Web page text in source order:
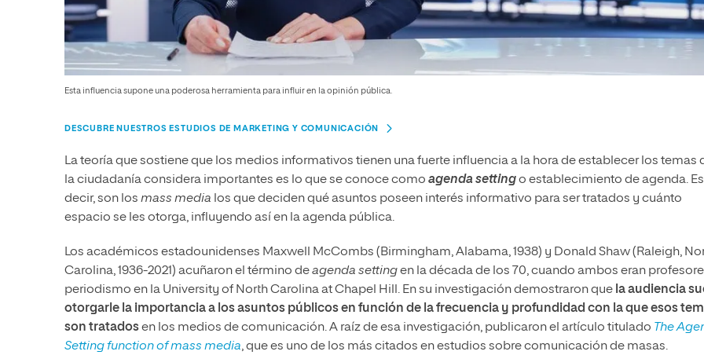
Esta influencia supone una poderosa herramienta para influir en la opinión pública.
DESCUBRE NUESTROS ESTUDIOS DE MARKETING Y COMUNICACIÓN
La teoría que sostiene que los medios informativos tienen una fuerte influencia a la hora de establecer los temas
la ciudadanía considera importantes es lo que se conoce como agenda settingo establecimiento de agenda. Es
decir, son los mass media los que deciden qué asuntos poseen interés informativo para ser tratados y cuánto
espacio se les otorga, influyendo así en la agenda pública.
Los académicos estadounidenses Maxwell McCombs (Birmingham, Alabama, 1938) y Donald Shaw (Raleigh,
Carolina, 1936-2021) acuñaron el término deagenda settingen la década de los 70, cuando ambos eran
periodismo en la University of North Carolina at Chapel Hill. En su investigación demostraron que la audiencia
otorgarle la importancia a los asuntos públicos en función de la frecuencia y profundidad con la que esos
son tratadosen los medios de comunicación. A raíz de esa investigación, publicaron el artículo titulado The
Setting function of mass media, que es uno de los más citados en estudios sobre comunicación de masas.